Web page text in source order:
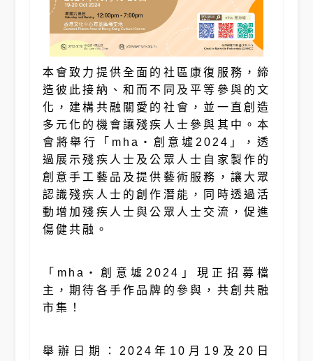
本會致力提供全面的社區康復服務，締
造彼此接納、和而不同及平等參與的文
化，建構共融關愛的社會，並一直創造
多元化的機會讓殘疾人士參與其中。本
會將舉行「mha‧創意墟2024」，透
過展示殘疾人士及公眾人士自家製作的
創意手工藝品及提供藝術服務，讓大眾
認識殘疾人士的創作潛能，同時透過活
動增加殘疾人士與公眾人士交流，促進
傷健共融。
「mha‧創意墟2024」現正招募檔
主，期待各手作品牌的參與，共創共融
市集！
舉辦日期：2024年10月19及20日